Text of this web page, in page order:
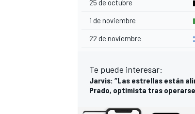
25 de octubre
1 de noviembre
22 de noviembre
Te puede interesar:
Jarvis: “Las estrellas están
Prado, optimista tras